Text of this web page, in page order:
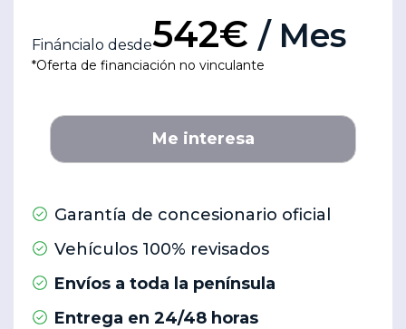
Fináncialo desde542€ / Mes
*Oferta de financiación no vinculante
Me interesa
Garantía de concesionario oficial
Vehículos 100% revisados
Envíos a toda la península
Entrega en 24/48 horas